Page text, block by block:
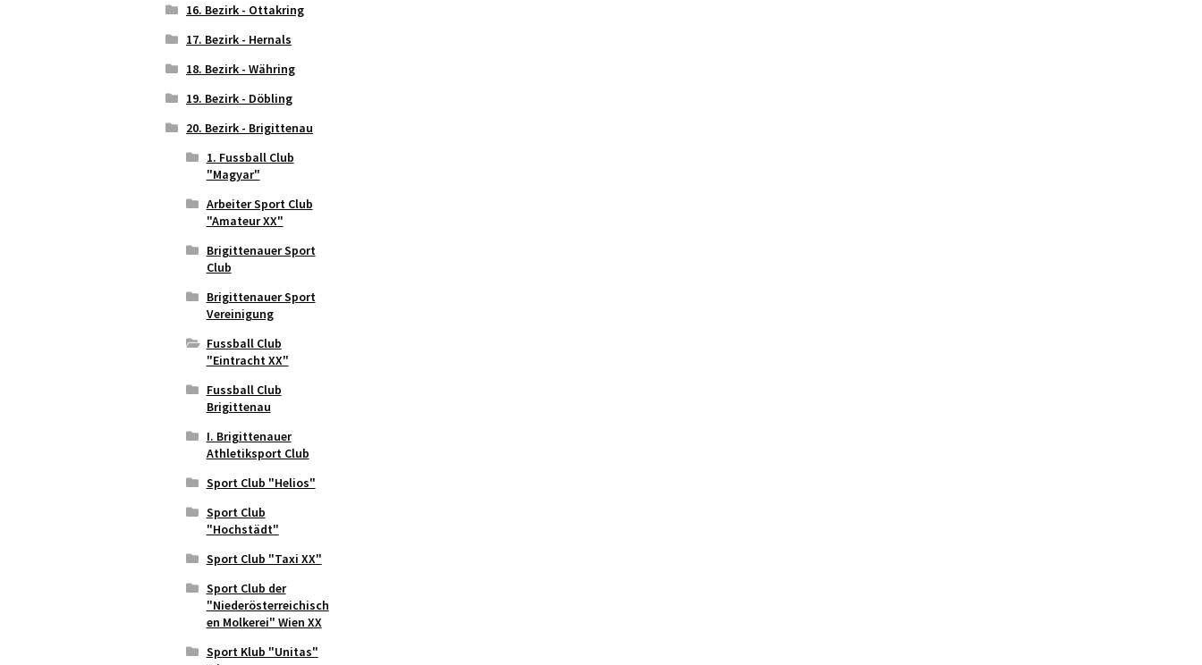
16. Bezirk - Ottakring
17. Bezirk - Hernals
18. Bezirk - Währing
19. Bezirk - Döbling
20. Bezirk - Brigittenau
1. Fussball Club
"Magyar"
Arbeiter Sport Club
"Amateur XX"
Brigittenauer Sport
Club
Brigittenauer Sport
Vereinigung
Fussball Club
"Eintracht XX"
Fussball Club
Brigittenau
I. Brigittenauer
Athletiksport Club
Sport Club "Helios"
Sport Club
"Hochstädt"
Sport Club "Taxi XX"
Sport Club der
"Niederösterreichisch
en Molkerei" Wien XX
Sport Klub "Unitas"